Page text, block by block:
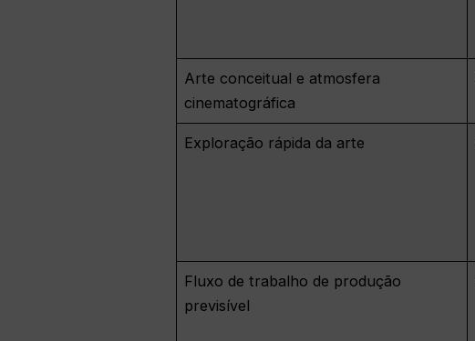
Arte conceitual e atmosfera
cinematográfica
Exploração rápida da arte
Fluxo de trabalho de produção
previsível